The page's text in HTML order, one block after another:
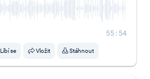
55:54
Líbí se Vložit Stáhnout